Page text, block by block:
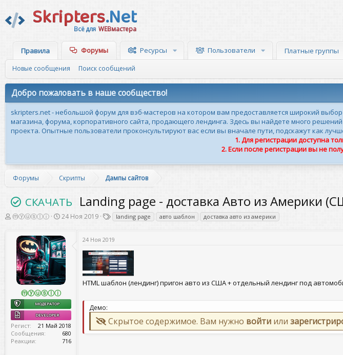
Skripters.Net
Всё для WEBмастера
Правила Форумы Ресурсы Пользователи Платные группы
Новые сообщения Поиск сообщений
Добро пожаловать в наше сообщество!
skripters.net - небольшой форум для вэб-мастеров на котором вам предоставляется широкий
магазина, форума, корпоративного сайта, продающего лендинга. Здесь вы найдете много
проекта. Опытные пользователи проконсультируют вас если вы вначале пути, подскажут как
1. Для регистрации доступна
2. Если после регистрации вы не
Форумы Скрипты Дампы сайтов
СКАЧАТЬ Landing page - доставка Авто из Америки
А
т
ⓜⓨⓤⓢⓛⓘ
Д
т
а
н
а
ч
а
л
24 Ноя 2019
Т
е
г
и
landing page авто шаблон доставка авто из америки
ⓜⓨⓤⓢⓛⓘ
МОДЕРАТОР
DEVELOPER
Регист
21 Май 2018
Сообщения
680
Реакции
716
24 Ноя 2019
HTML шаблон (лендинг) пригон авто из США + отдельный лендинг под
Демо:
Скрытое содержимое. Вам нужно войти или